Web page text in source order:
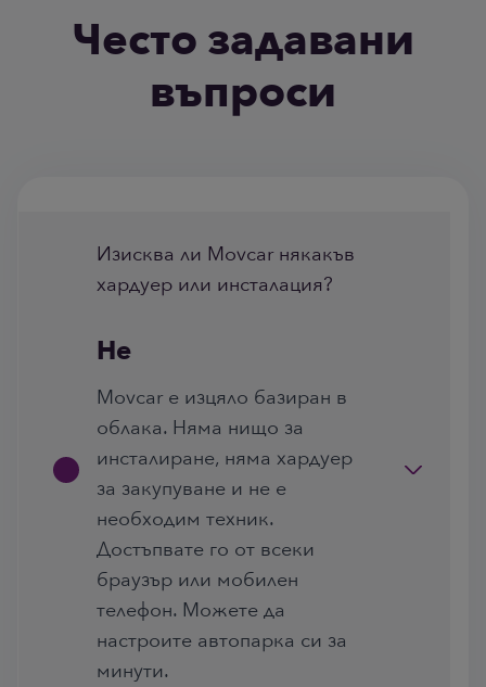
Често задавани
въпроси
Изисква ли Movcar някакъв
хардуер или инсталация?
Не
Movcar е изцяло базиран в
облака. Няма нищо за
инсталиране, няма хардуер
за закупуване и не е
необходим техник.
Достъпвате го от всеки
браузър или мобилен
телефон. Можете да
настроите автопарка си за
минути.